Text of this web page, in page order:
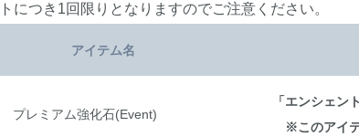
につき1回限りとなりますのでご注意ください。
アイテム名
プレミアム強化石(Event)
「エンシェン
※このアイ